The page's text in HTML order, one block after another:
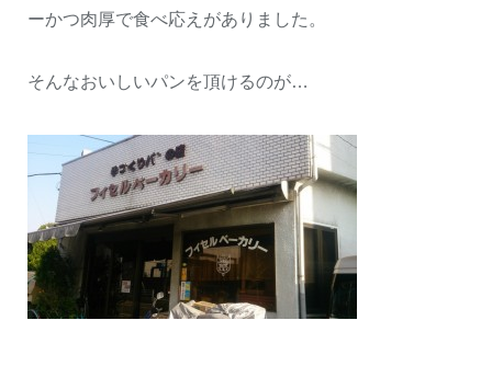
ーかつ肉厚で食べ応えがありました。
そんなおいしいパンを頂けるのが…